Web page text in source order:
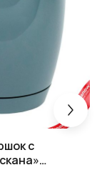
с
D17xH16,5